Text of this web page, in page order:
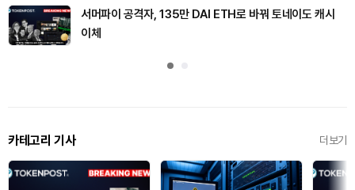
서머파이 공격자, 135만 DAI ETH로 바꿔 토네이도 캐시
이체
카테고리 기사 더보기